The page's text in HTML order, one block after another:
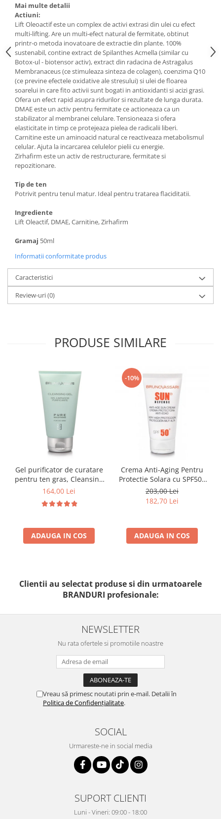
Mai multe detalii
Actiuni:
Lift Oleoactif este un complex de activi extrasi din ulei cu efect
multi-lifting. Are un multi-efect natural de fermitate, obtinut
printr-o metoda inovatoare de extractie din plante. 100%
sustenabil, contine extract de Spilanthes Acmella (similar cu
Botox-ul - biotensor activ), extract din radacina de Astragalus
Membranaceus (ce stimuleaza sinteza de colagen), coenzima Q10
(ce previne efectele oxidative ale stresului) si ulei de floarea
soarelui in care fito activii sunt bogati in antioxidanti si acizi grasi.
Ofera un efect rapid asupra ridurilor si rezultate de lunga durata.
DMAE este un activ pentru fermitate ce actioneaza ca un
stabilizator al membranei celulare. Tensioneaza si ofera
elasticitate in timp ce protejeaza pielea de radicalii liberi.
Carnitine este un aminoacid natural ce reactiveaza metabolismul
celular. Ajuta la incarcarea celulelor pielii cu energie.
Zirhafirm este un activ de restructurare, fermitate si
repozitionare.
Tip de ten
Potrivit pentru tenul matur. Ideal pentru tratarea flaciditatii.
Ingrediente
Lift Oleactif, DMAE, Carnitine, Zirhafirm
Gramaj 50ml
Informatii conformitate produs
Caracteristici
Review-uri(0)
PRODUSE SIMILARE
Gel purificator de curatare
pentru ten gras, Cleansing
gel pure solution - 150ml
164,00 Lei
ADAUGA IN COS
-10%
Crema Anti-Aging Pentru
Protectie Solara cu SPF50+
50ml - Anti -Age Sun Cream
SPF50+ - Bruno Vassari
203,00 Lei
182,70 Lei
ADAUGA IN COS
Clientii au selectat produse si din urmatoarele
BRANDURI profesionale:
NEWSLETTER
Nu rata ofertele si promotiile noastre
Vreau să primesc noutati prin e-mail. Detalii în
Politica de Confidențialitate.
SOCIAL
Urmareste-ne in social media
SUPORT CLIENTI
Luni - Vineri: 09:00 - 18:00